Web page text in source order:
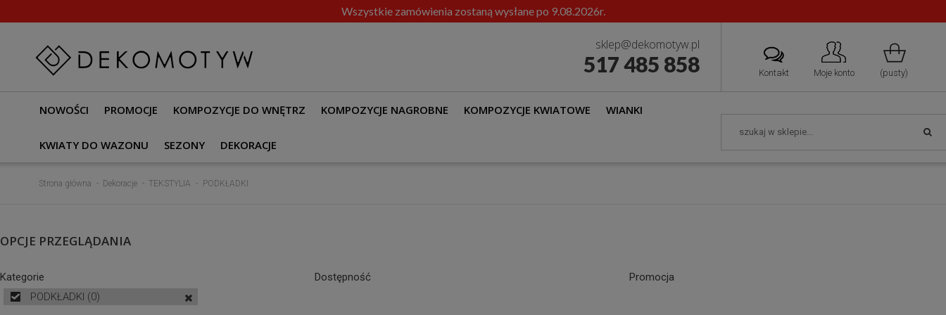
Wszystkie zamówienia zostaną wysłane po 9.08.2026r.
Kontakt Moje konto (pusty)
sklep@dekomotyw.pl
517 485 858
NOWOŚCI PROMOCJE KOMPOZYCJE DO WNĘTRZ KOMPOZYCJE NAGROBNE KOMPOZYCJE KWIATOWE WIANKI
KWIATY DO WAZONU SEZONY DEKORACJE
Strona główna Dekoracje TEKSTYLIA PODKŁADKI
OPCJE PRZEGLĄDANIA
Kategorie
PODKŁADKI (0)
Dostępność Promocja